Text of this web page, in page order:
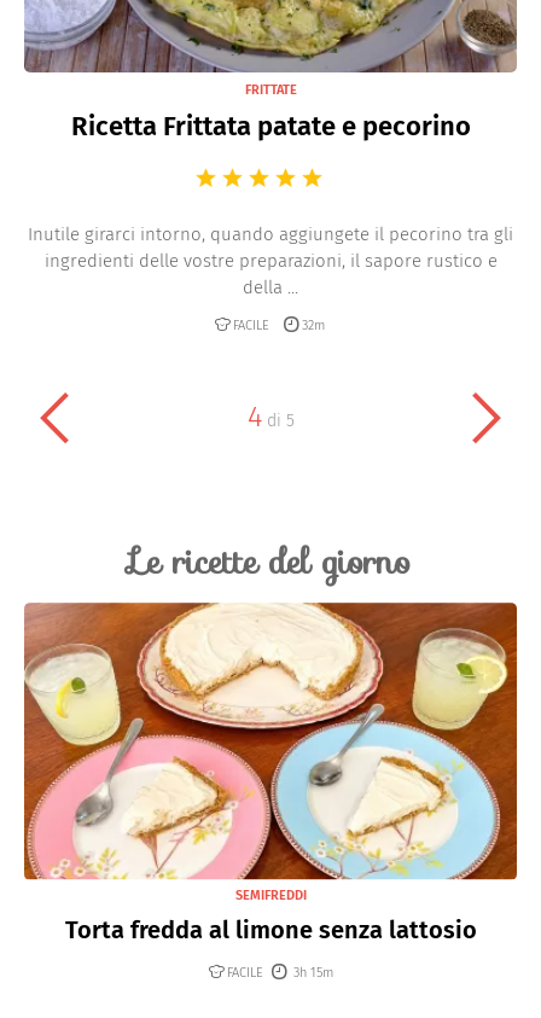
FRITTATE
Ricetta Frittata patate e pecorino
Inutile girarci intorno, quando aggiungete il pecorino tra gli
ingredienti delle vostre preparazioni, il sapore rustico e
della ...
FACILE 32m
4di 5
Le ricette del giorno
SEMIFREDDI
Torta fredda al limone senza lattosio
FACILE 3h 15m